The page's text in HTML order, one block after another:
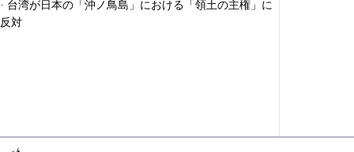
· 台湾が日本の「沖ノ鳥島」における「領土の主権」に
反対